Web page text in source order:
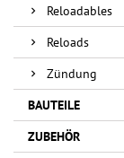
Reloadables
Reloads
Zündung
BAUTEILE
ZUBEHÖR